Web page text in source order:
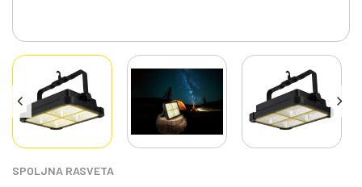
SPOLJNA RASVETA